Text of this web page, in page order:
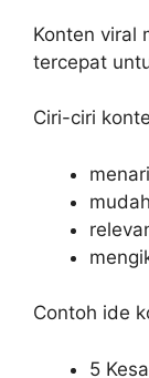
Konten viral
tercepat
Ciri-ciri
Contoh ide
5